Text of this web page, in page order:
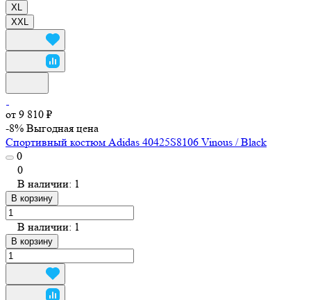
XL
XXL
от 9 810 ₽
-8% Выгодная цена
Спортивный костюм Adidas 40425S8106 Vinous / Black
0
0
В наличии: 1
В корзину
В наличии: 1
В корзину